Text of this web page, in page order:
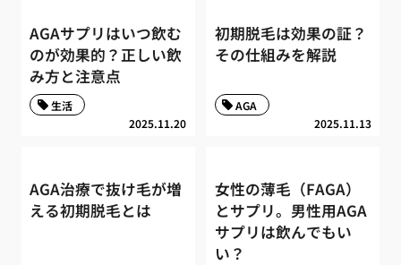
AGAサプリはいつ飲む
のが効果的？正しい飲
み方と注意点
2025.11.20
生活
初期脱毛は効果の証？
その仕組みを解説
2025.11.13
AGA
AGA治療で抜け毛が増
える初期脱毛とは
女性の薄毛（FAGA）
とサプリ。男性用AGA
サプリは飲んでもい
い？